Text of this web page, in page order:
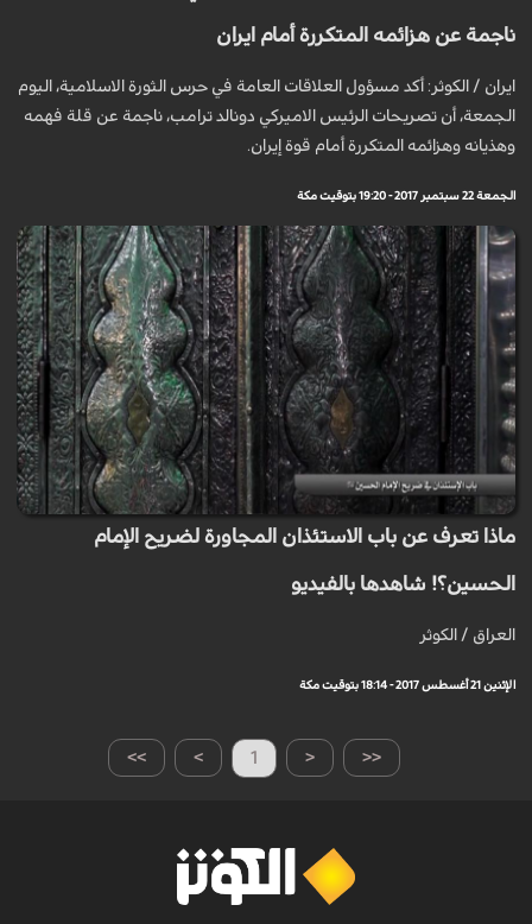
ناجمة عن هزائمه المتكررة أمام ايران
ايران / الكوثر: أكد مسؤول العلاقات العامة في حرس الثورة الاسلامية، اليوم
الجمعة، أن تصريحات الرئيس الاميركي دونالد ترامب، ناجمة عن قلة فهمه
وهذيانه وهزائمه المتكررة أمام قوة إيران.
الجمعة 22 سبتمبر 2017 - 19:20 بتوقيت مكة
ماذا تعرف عن باب الاستئذان المجاورة لضريح الإمام
الحسين؟! شاهدها بالفيديو
العراق / الکوثر
الإثنين 21 أغسطس 2017 - 18:14 بتوقيت مكة
>> > 1 < <<